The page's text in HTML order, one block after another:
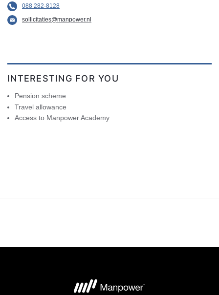
088 282-8128
sollicitaties@manpower.nl
INTERESTING FOR YOU
Pension scheme
Travel allowance
Access to Manpower Academy